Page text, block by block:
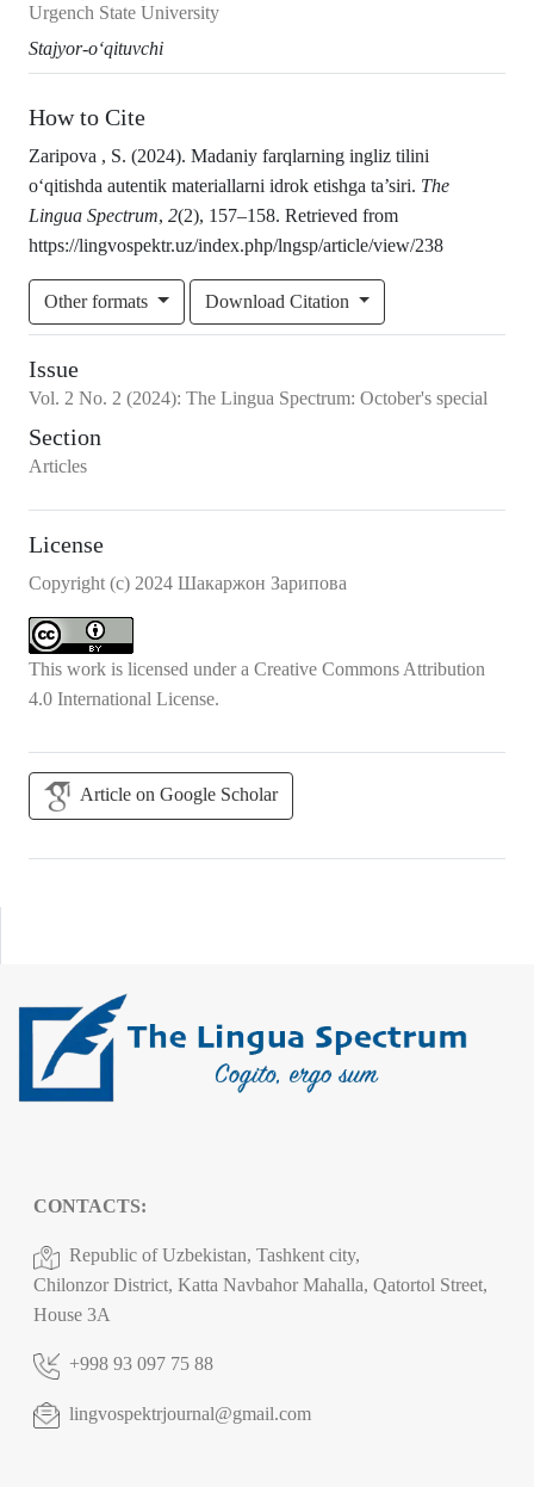
Urgench State University
Stajyor-o‘qituvchi
How to Cite
Zaripova , S. (2024). Madaniy farqlarning ingliz tilini
o‘qitishda autentik materiallarni idrok etishga ta’siri. The
Lingua Spectrum, 2(2), 157–158. Retrieved from
https://lingvospektr.uz/index.php/lngsp/article/view/238
Other formats Download Citation
Issue
Vol. 2 No. 2 (2024): The Lingua Spectrum: October's special
Section
Articles
License
Copyright (c) 2024 Шакаржон Зарипова
This work is licensed under a Creative Commons Attribution
4.0 International License.
Article on Google Scholar
CONTACTS:
Republic of Uzbekistan, Tashkent city,
Chilonzor District, Katta Navbahor Mahalla, Qatortol Street,
House 3A
+998 93 097 75 88
lingvospektrjournal@gmail.com